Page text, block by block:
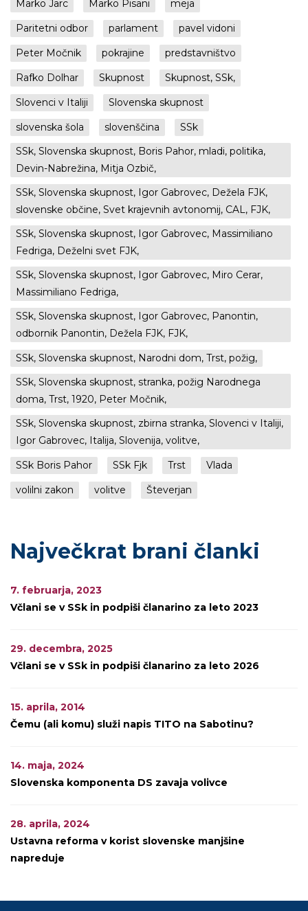
Marko Jarc
Marko Pisani
meja
Paritetni odbor
parlament
pavel vidoni
Peter Močnik
pokrajine
predstavništvo
Rafko Dolhar
Skupnost
Skupnost, SSk,
Slovenci v Italiji
Slovenska skupnost
slovenska šola
slovenščina
SSk
SSk, Slovenska skupnost, Boris Pahor, mladi, politika,
Devin-Nabrežina, Mitja Ozbič,
SSk, Slovenska skupnost, Igor Gabrovec, Dežela FJK,
slovenske občine, Svet krajevnih avtonomij, CAL, FJK,
SSk, Slovenska skupnost, Igor Gabrovec, Massimiliano
Fedriga, Deželni svet FJK,
SSk, Slovenska skupnost, Igor Gabrovec, Miro Cerar,
Massimiliano Fedriga,
SSk, Slovenska skupnost, Igor Gabrovec, Panontin,
odbornik Panontin, Dežela FJK, FJK,
SSk, Slovenska skupnost, Narodni dom, Trst, požig,
SSk, Slovenska skupnost, stranka, požig Narodnega
doma, Trst, 1920, Peter Močnik,
SSk, Slovenska skupnost, zbirna stranka, Slovenci v Italiji,
Igor Gabrovec, Italija, Slovenija, volitve,
SSk Boris Pahor
SSk Fjk Trst
Vlada
volilni zakon
volitve Števerjan
Največkrat brani članki
7. februarja, 2023
Včlani se v SSk in podpiši članarino za leto 2023
29. decembra, 2025
Včlani se v SSk in podpiši članarino za leto 2026
15. aprila, 2014
Čemu (ali komu) služi napis TITO na Sabotinu?
14. maja, 2024
Slovenska komponenta DS zavaja volivce
28. aprila, 2024
Ustavna reforma v korist slovenske manjšine
napreduje